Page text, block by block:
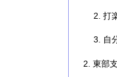
打
自
東部